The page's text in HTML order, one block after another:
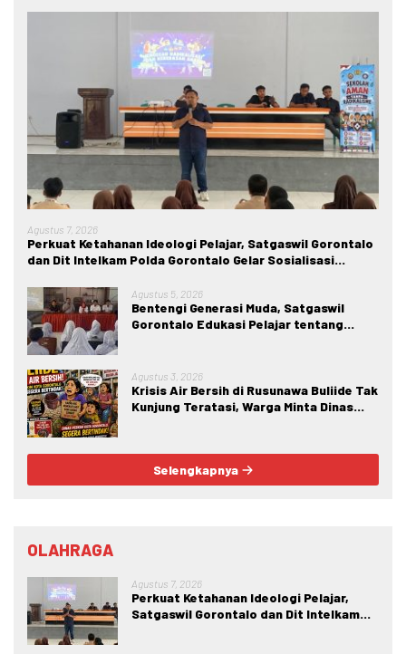
Agustus 7, 2026
Perkuat Ketahanan Ideologi Pelajar, Satgaswil Gorontalo
dan Dit Intelkam Polda Gorontalo Gelar Sosialisasi
Agustus 5, 2026
Bentengi Generasi Muda, Satgaswil
Gorontalo Edukasi Pelajar tentang
Agustus 3, 2026
Krisis Air Bersih di Rusunawa Buliide Tak
Kunjung Teratasi, Warga Minta Dinas
Selengkapnya
OLAHRAGA
Agustus 7, 2026
Perkuat Ketahanan Ideologi Pelajar,
Satgaswil Gorontalo dan Dit Intelkam